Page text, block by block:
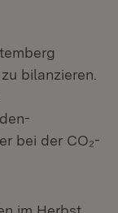
bilanzieren.
bei der CO₂-